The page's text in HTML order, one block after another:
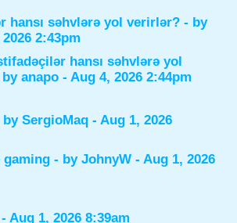
hansı səhvlərə yol verirlər? - by
2:43pm
hansı səhvlərə yol
byanapo - Aug 4, 2026 2:44pm
by SergioMaq - Aug 1, 2026
gaming - byJohnyW - Aug 1, 2026
- Aug 1, 2026 8:39am